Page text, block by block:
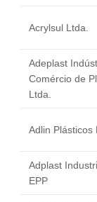
Acrylsul Ltda.
Adeplast
Comércio de
Ltda.
Adlin Plásticos
Adplast
EPP